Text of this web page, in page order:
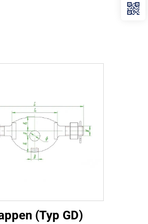
(Typ GD)